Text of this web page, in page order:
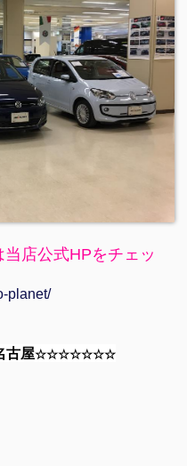
店公式HPをチェッ
planet/
古屋☆☆☆☆☆☆☆